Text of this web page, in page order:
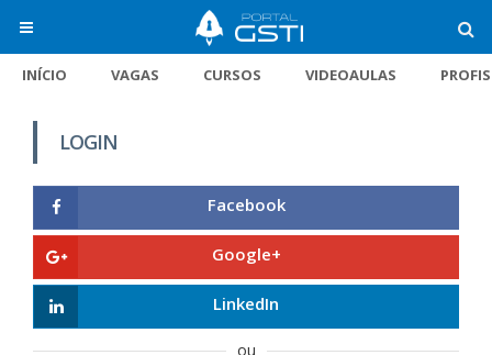
INÍCIO VAGAS CURSOS VIDEOAULAS
LOGIN
Facebook
Google+
LinkedIn
ou